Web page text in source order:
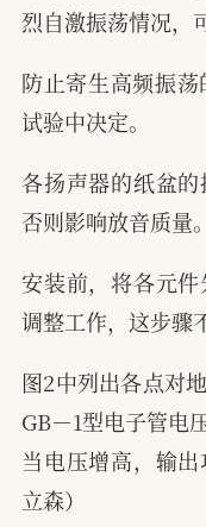
烈自激振荡情况，
防止寄生高频振荡
试验中决定。
各扬声器的纸盆的
否则影响放音质量。
安装前，将各元
调整工作，这步骤
图2中列出各点对
GB－1型电子管电
当电压增高，输
立森）